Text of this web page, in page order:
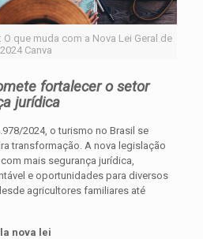
que muda com a Nova Lei Geral de
2024 Canva
fortalecer o setor
jurídica
2024, o turismo no Brasil se
transformação. A nova legislação
mais segurança jurídica,
e oportunidades para diversos
agricultores familiares até
nova lei